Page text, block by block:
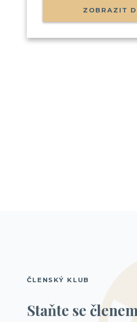
ZOBRAZIT
ČLENSKÝ KLUB
Staňte se